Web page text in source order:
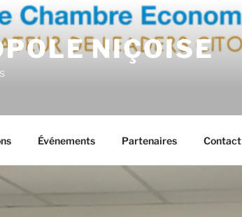
NIÇOISE
Événements Partenaires Contact